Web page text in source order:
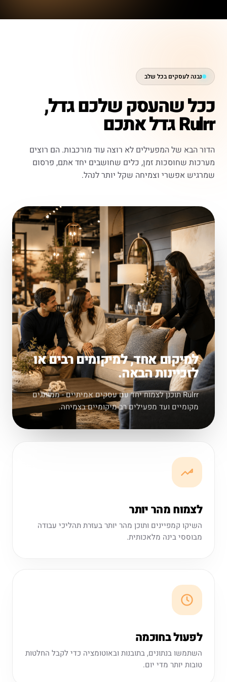
נבנה לעסקים בכל שלב
ככל שהעסק שלכם גדל,
Rulrr גדל אתכם
הדור הבא של המפעילים לא רוצה עוד מורכבות. הם רוצים
מערכות שחוסכות זמן, כלים שחושבים יחד אתם, פרסום
שמרגיש אפשרי וצמיחה שקל יותר לנהל.
למיקום אחד, למיקומים רבים או
לזכיינות הבאה.
Rulrr תוכנן לצמוח יחד עם עסקים אמיתיים - ממותגים
מקומיים ועד מפעילים רב-מיקומיים בצמיחה.
לצמוח מהר יותר
השיקו קמפיינים ותוכן מהר יותר בעזרת תהליכי עבודה
מבוססי בינה מלאכותית.
לפעול בחוכמה
השתמשו בנתונים, בתובנות ובאוטומציה כדי לקבל החלטות
טובות יותר מדי יום.